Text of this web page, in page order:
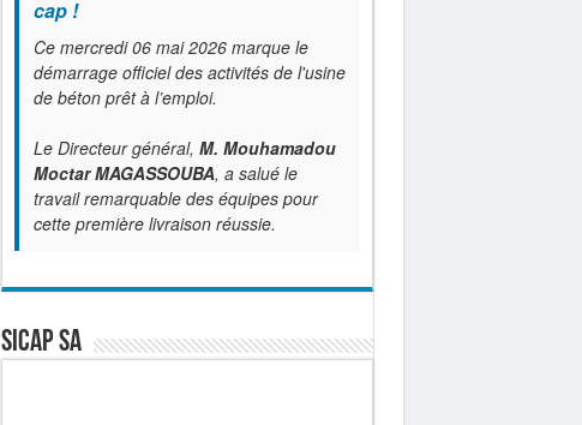
cap !
Ce mercredi 06 mai 2026 marque le
démarrage officiel des activités de l'usine
de béton prêt à l’emploi.
Le Directeur général, M. Mouhamadou
Moctar MAGASSOUBA, a salué le
travail remarquable des équipes pour
cette première livraison réussie.
SICAP SA